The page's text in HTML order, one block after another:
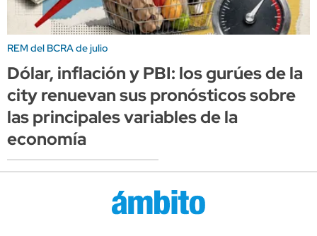
REM del BCRA de julio
Dólar, inflación y PBI: los gurúes de la
city renuevan sus pronósticos sobre
las principales variables de la
economía